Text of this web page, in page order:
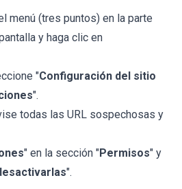
menú (tres puntos) en la parte
y haga clic en
"Configuración del sitio
".
todas las URL sospechosas y
" en la sección "Permisos" y
".